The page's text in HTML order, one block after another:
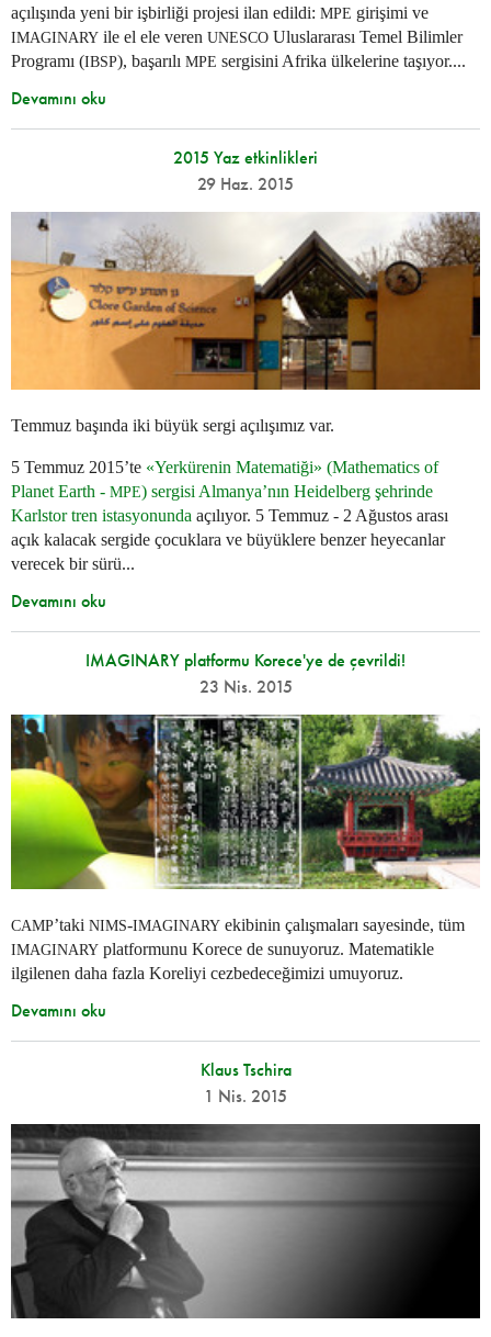
açılışında yeni bir işbirliği projesi ilan edildi: MPE girişimi ve
IMAGINARY ile el ele veren UNESCO Uluslararası Temel Bilimler
Programı (IBSP), başarılı MPE sergisini Afrika ülkelerine taşıyor....
Devamını oku
2015 Yaz etkinlikleri
29 Haz. 2015
Temmuz başında iki büyük sergi açılışımız var.
5 Temmuz 2015’te «Yerkürenin Matematiği» (Mathematics of
Planet Earth - MPE) sergisi Almanya’nın Heidelberg şehrinde
Karlstor tren istasyonunda açılıyor. 5 Temmuz - 2 Ağustos arası
açık kalacak sergide çocuklara ve büyüklere benzer heyecanlar
verecek bir sürü...
Devamını oku
IMAGINARY platformu Korece'ye de çevrildi!
23 Nis. 2015
CAMP’taki NIMS-IMAGINARY ekibinin çalışmaları sayesinde, tüm
IMAGINARY platformunu Korece de sunuyoruz. Matematikle
ilgilenen daha fazla Koreliyi cezbedeceğimizi umuyoruz.
Devamını oku
Klaus Tschira
1 Nis. 2015